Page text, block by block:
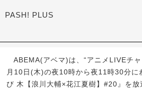
PASH! PLUS
ABEMA(アベマ)は、“アニメLIVEチ
月10日(木)の夜10時から夜11時30分に
び 木【浪川大輔×花江夏樹】#20』を放